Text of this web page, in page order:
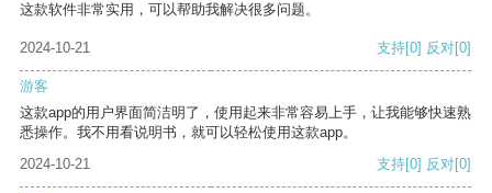
这款软件非常实用，可以帮助我解决很多问题。
2024-10-21 支持[0] 反对[0]
游客
这款app的用户界面简洁明了，使用起来非常容易上手，让我能够快速熟
悉操作。我不用看说明书，就可以轻松使用这款app。
2024-10-21
支持[0] 反对[0]